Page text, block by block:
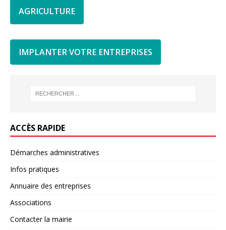
AGRICULTURE
IMPLANTER VOTRE ENTREPRISES
ACCÈS RAPIDE
Démarches administratives
Infos pratiques
Annuaire des entreprises
Associations
Contacter la mairie